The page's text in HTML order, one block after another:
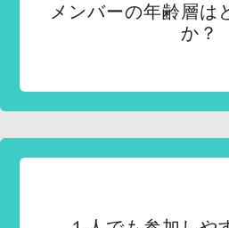
メンバーの年齢層は
か？